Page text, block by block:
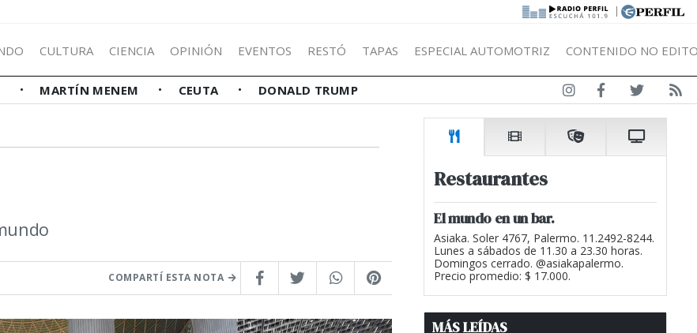
|
CULTURA CIENCIA OPINIÓN EVENTOS RESTÓ TAPAS ESPECIAL AUTOMOTRIZ CONTENIDO NO
MARTÍN MENEM CEUTA DONALD TRUMP
COMPARTÍ ESTA NOTA
Restaurantes
El mundo en un bar.
Asiaka. Soler 4767, Palermo. 11.2492-8244.
Lunes a sábados de 11.30 a 23.30 horas.
Domingos cerrado. @asiakapalermo.
Precio promedio: $ 17.000.
MÁS LEÍDAS